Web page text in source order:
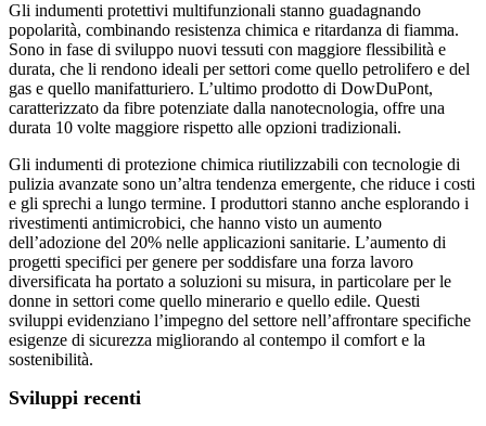
Gli indumenti protettivi multifunzionali stanno guadagnando
popolarità, combinando resistenza chimica e ritardanza di fiamma.
Sono in fase di sviluppo nuovi tessuti con maggiore flessibilità e
durata, che li rendono ideali per settori come quello petrolifero e del
gas e quello manifatturiero. L’ultimo prodotto di DowDuPont,
caratterizzato da fibre potenziate dalla nanotecnologia, offre una
durata 10 volte maggiore rispetto alle opzioni tradizionali.
Gli indumenti di protezione chimica riutilizzabili con tecnologie di
pulizia avanzate sono un’altra tendenza emergente, che riduce i costi
e gli sprechi a lungo termine. I produttori stanno anche esplorando i
rivestimenti antimicrobici, che hanno visto un aumento
dell’adozione del 20% nelle applicazioni sanitarie. L’aumento di
progetti specifici per genere per soddisfare una forza lavoro
diversificata ha portato a soluzioni su misura, in particolare per le
donne in settori come quello minerario e quello edile. Questi
sviluppi evidenziano l’impegno del settore nell’affrontare specifiche
esigenze di sicurezza migliorando al contempo il comfort e la
sostenibilità.
Sviluppi recenti